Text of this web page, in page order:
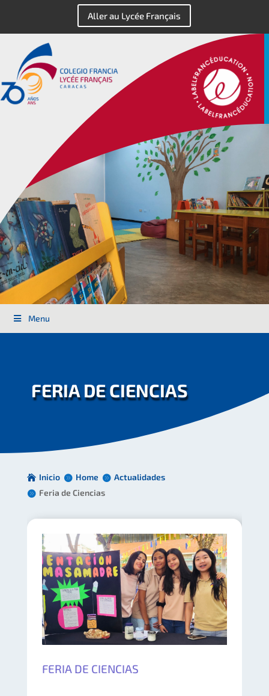
Aller au Lycée Français
Menu
FERIA DE CIENCIAS
Inicio Home
Actualidades
Feria de Ciencias
FERIA DE CIENCIAS